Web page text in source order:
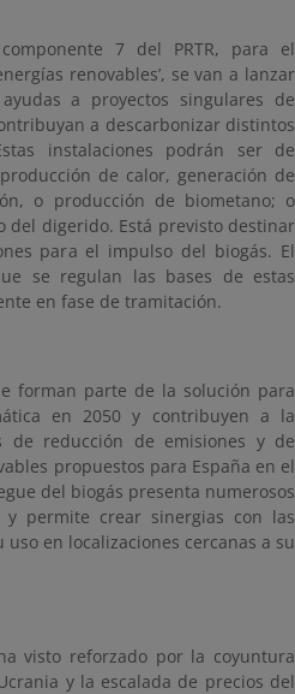
7 del PRTR, para el
renovables’, se van a lanzar
a proyectos singulares de
a descarbonizar distintos
instalaciones podrán ser de
de calor, generación de
o producción de biometano; o
del digerido. Está previsto destinar
para el impulso del biogás. El
se regulan las bases de estas
en fase de tramitación.
forman parte de la solución para
en 2050 y contribuyen a la
de reducción de emisiones y de
propuestos para España en el
del biogás presenta numerosos
y permite crear sinergias con las
en localizaciones cercanas a su
visto reforzado por la coyuntura
y la escalada de precios del